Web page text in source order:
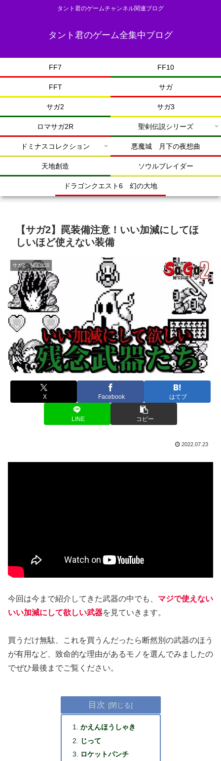
タント君のゲームチャンネル関連ブログ
タント君のゲーム全集中ブログ
FF7 FF10
FFT サガ
サガ2 サガ3
ロマサガ2R 聖剣伝説シリーズ
ドミナスコレクション 悪魔城 月下の夜想曲
天地創造 ソウルブレイダー
ドラゴンクエスト6 幻の大地
【サガ2】罠装備注意！いい加減にしてほ
しいほど使えない装備
サガ2 秘宝伝説
X Facebook はてブ
LINE コピー
2022.07.23
今回は今まで紹介してきた武器の中でも、 マジで使えない
いい加減にして欲しい武器を見ていきます。
買うだけ無駄、これを買うんだったら断然別の武器のほう
が有用など、致命的な理由があるモノを選んでみましたの
でぜひ最後までご覧ください。
目次
かえんほうしゃき
じって
ロケットパンチ